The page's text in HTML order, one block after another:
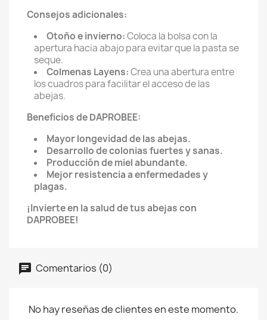
Consejos adicionales:
Otoño e invierno:Coloca la bolsa con la
apertura hacia abajo para evitar que la pasta se
seque.
Colmenas Layens:Crea una abertura entre
los cuadros para facilitar el acceso de las
abejas.
Beneficios de DAPROBEE:
Mayor longevidad de las abejas.
Desarrollo de colonias fuertes y sanas.
Producción de miel abundante.
Mejor resistencia a enfermedades y
plagas.
¡Invierte en la salud de tus abejas con
DAPROBEE!
Comentarios (0)
No hay reseñas de clientes en este momento.